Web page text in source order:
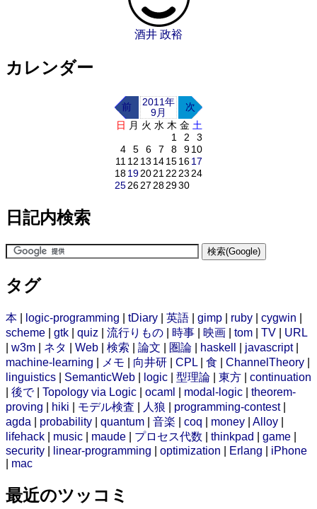
酒井 政裕
カレンダー
前
2011年
9月
次
日 月 火 水 木 金 土
1
2
3
4
5 6 7 8 910
11 12 13 14151617
18192021 22 23 24
252627 282930
日記内検索
タグ
本 logic-programming tDiary 英語 gimp ruby cygwin
scheme
gtk quiz 流行りもの 時事 映画 tom TV
URL
w3m ネタ Web 検索 論文 圏論 haskell javascript|
machine-learning
メモ 向井研 CPL 食 ChannelTheory
linguistics
SemanticWeb logic 型理論 東方
continuation
後で| Topology via Logic ocaml modal-logic
theorem-
proving
hiki モデル検査 人狼 programming-contest|
agda
probability quantum 音楽 coq money Alloy
lifehack
music maude プロセス代数 thinkpad game
security
linear-programming optimization Erlang
iPhone
mac
最近のツッコミ